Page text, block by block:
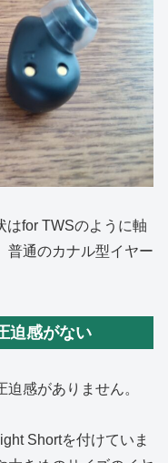
はfor TWSのように軸
普通のカナル型イヤー
迫感がない
感がありません。
Shortを付けていま